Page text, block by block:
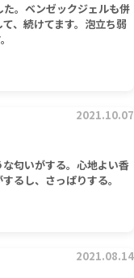
。ベンゼックジェルも併
、続けてます。泡立ち弱
2021.10.07
匂いがする。心地よい香
るし、さっぱりする。
2021.08.14